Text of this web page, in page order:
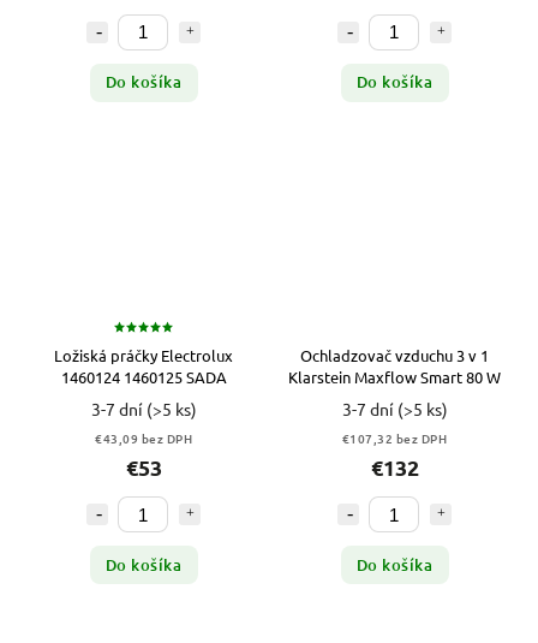
Do košíka Do košíka
Ložiská práčky Electrolux
1460124 1460125 SADA
3-7 dní (>5 ks)
€43,09 bez DPH
€53
Do košíka
Ochladzovač vzduchu 3 v 1
Klarstein Maxflow Smart 80 W
3-7 dní (>5 ks)
€107,32 bez DPH
€132
Do košíka